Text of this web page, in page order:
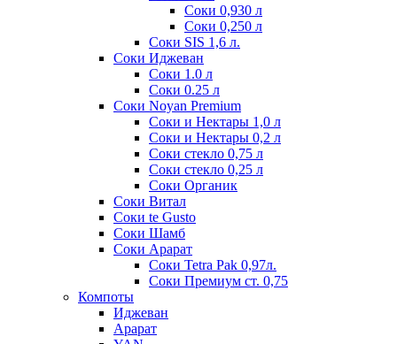
Соки 0,930 л
Соки 0,250 л
Соки SIS 1,6 л.
Соки Иджеван
Соки 1.0 л
Соки 0.25 л
Соки Noyan Premium
Соки и Нектары 1,0 л
Соки и Нектары 0,2 л
Соки стекло 0,75 л
Соки стекло 0,25 л
Соки Органик
Соки Витал
Соки te Gusto
Соки Шамб
Соки Арарат
Соки Tetra Pak 0,97л.
Соки Премиум ст. 0,75
Компоты
Иджеван
Арарат